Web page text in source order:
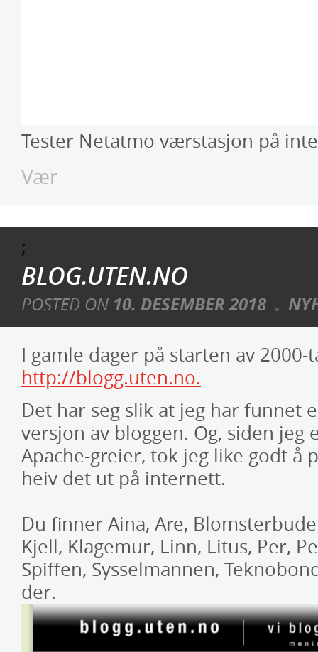
Tester Netatmo værstasjon på
Vær
;
BLOG.UTEN.NO
POSTED ON 10. DESEMBER 2018
I gamle dager på starten av
http://blogg.uten.no.
Det har seg slik at jeg har funnet
versjon av bloggen. Og, siden jeg
Apache-greier, tok jeg like godt å
heiv det ut på internett.
Du finner Aina, Are,
Kjell, Klagemur, Linn, Litus, Per,
Spiffen, Sysselmannen,
der.